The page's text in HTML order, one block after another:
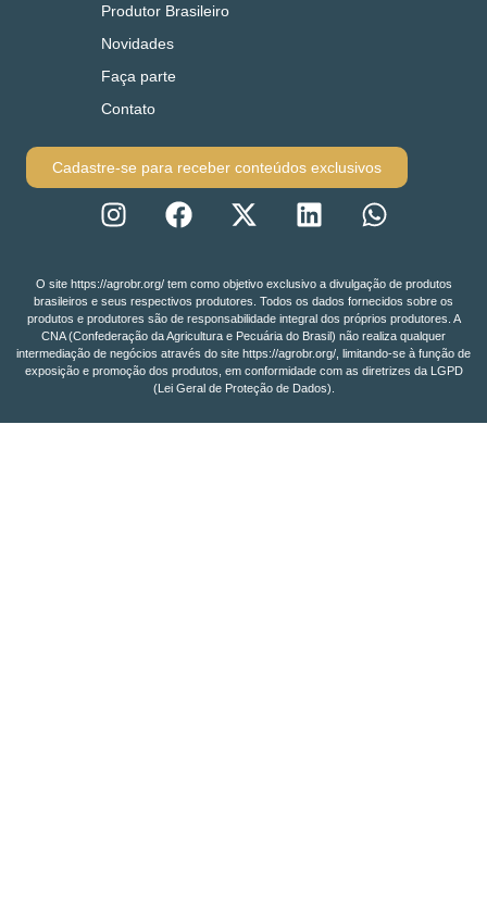
Produtor Brasileiro
Novidades
Faça parte
Contato
Cadastre-se para receber conteúdos exclusivos
O site https://agrobr.org/ tem como objetivo exclusivo a divulgação de produtos
brasileiros e seus respectivos produtores. Todos os dados fornecidos sobre os
produtos e produtores são de responsabilidade integral dos próprios produtores. A
CNA (Confederação da Agricultura e Pecuária do Brasil) não realiza qualquer
intermediação de negócios através do site https://agrobr.org/, limitando-se à função de
exposição e promoção dos produtos, em conformidade com as diretrizes da LGPD
(Lei Geral de Proteção de Dados).